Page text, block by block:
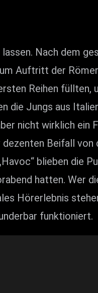
Nach dem
Auftritt der
Reihen füllten,
die Jungs aus
nicht wirklich ein
Beifall von
blieben die
hatten. Wer
Hörerlebnis
funktioniert.